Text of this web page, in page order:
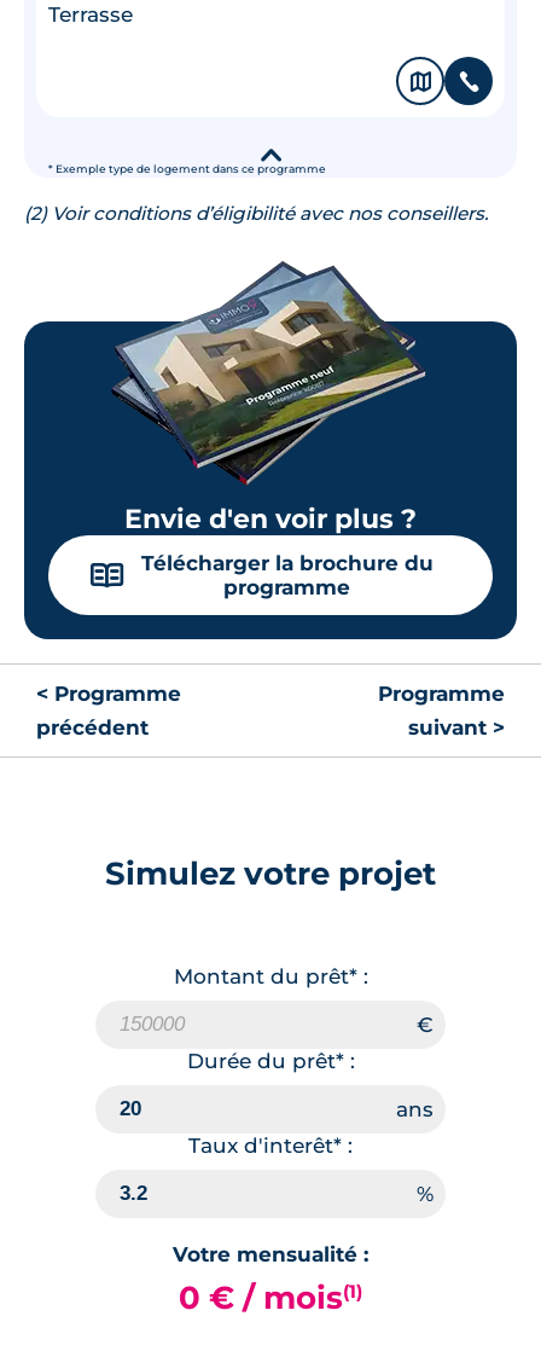
* Exemple type de logement dans ce programme
Terrasse
🗞 📞
▾
(2) Voir conditions d’éligibilité avec nos conseillers.
Envie d'en voir plus ?
📖
Télécharger la brochure du
programme
< Programme
précédent
Programme
suivant >
Simulez votre projet
Montant du prêt* :
Durée du prêt* :
Taux d'interêt* :
Votre mensualité :
0 € / mois(1)